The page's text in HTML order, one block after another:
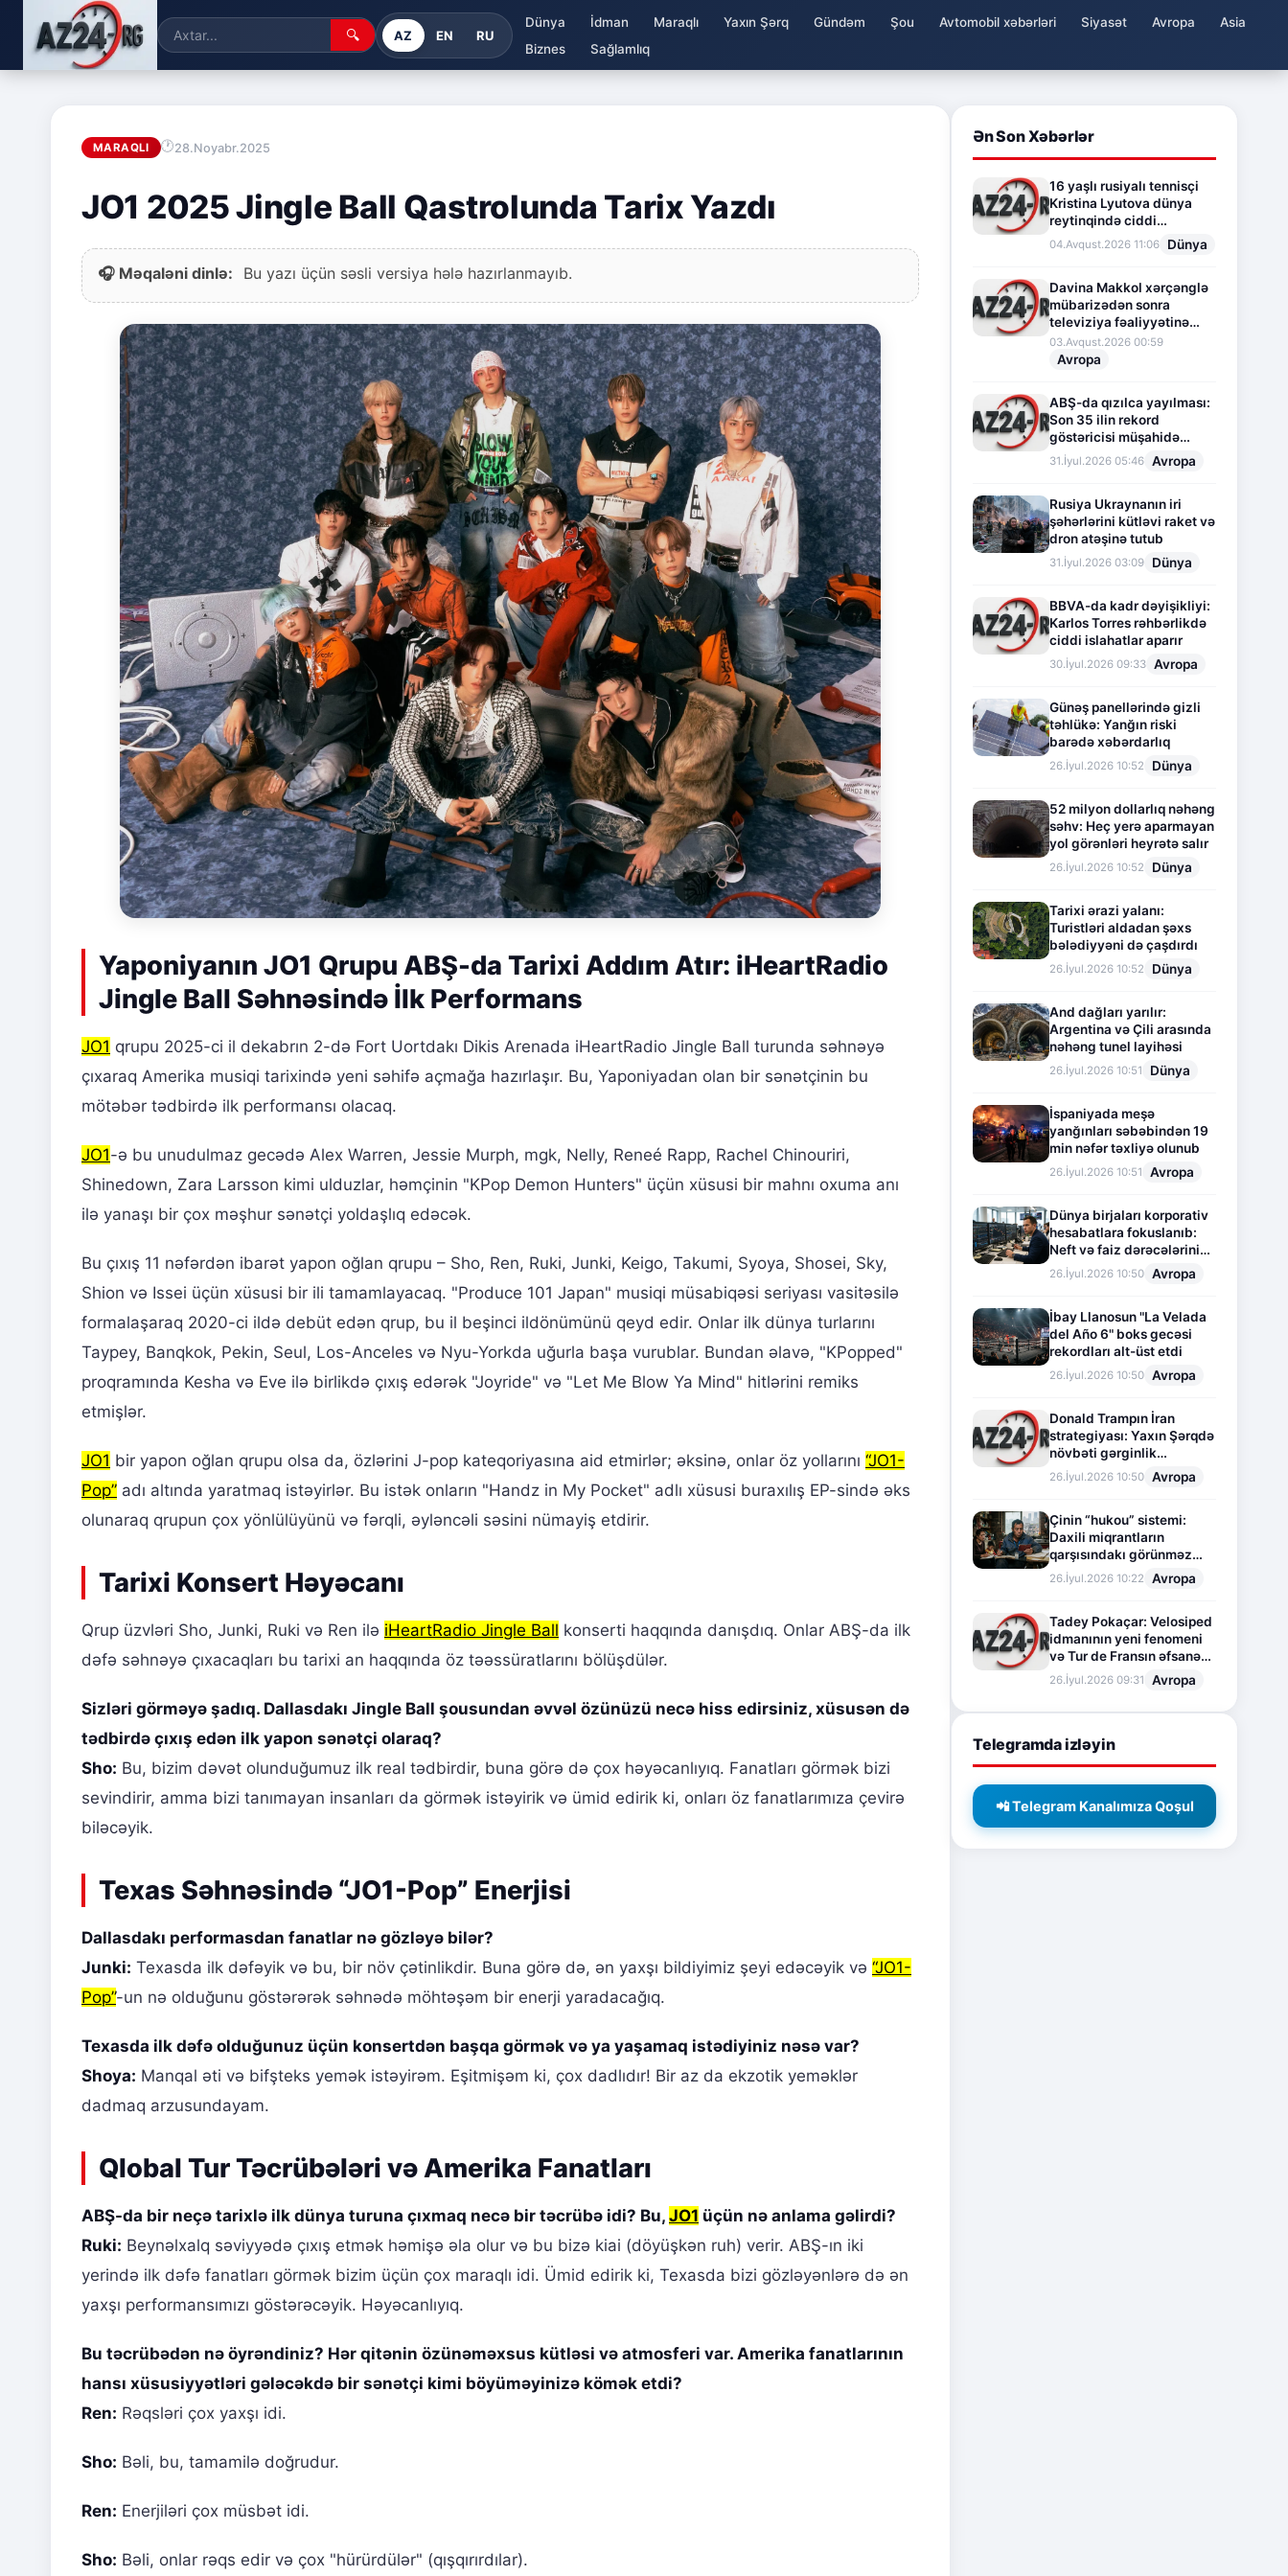
🔍 AZ EN RU
Dünya İdman Maraqlı Yaxın Şərq Gündəm Şou Avtomobil xəbərləri Siyasət Avropa
Asia
Biznes
Sağlamlıq
MARAQLI 28.Noyabr.2025
JO1 2025 Jingle Ball Qastrolunda Tarix Yazdı
🎧 Məqaləni dinlə: Bu yazı üçün səsli versiya hələ hazırlanmayıb.
Yaponiyanın JO1 Qrupu ABŞ-da Tarixi Addım Atır: iHeartRadio
Jingle Ball Səhnəsində İlk Performans
JO1 qrupu 2025-ci il dekabrın 2-də Fort Uortdakı Dikis Arenada iHeartRadio Jingle Ball turunda səhnəyə
çıxaraq Amerika musiqi tarixində yeni səhifə açmağa hazırlaşır. Bu, Yaponiyadan olan bir sənətçinin bu
mötəbər tədbirdə ilk performansı olacaq.
JO1-ə bu unudulmaz gecədə Alex Warren, Jessie Murph, mgk, Nelly, Reneé Rapp, Rachel Chinouriri,
Shinedown, Zara Larsson kimi ulduzlar, həmçinin "KPop Demon Hunters" üçün xüsusi bir mahnı oxuma anı
ilə yanaşı bir çox məşhur sənətçi yoldaşlıq edəcək.
Bu çıxış 11 nəfərdən ibarət yapon oğlan qrupu – Sho, Ren, Ruki, Junki, Keigo, Takumi, Syoya, Shosei, Sky,
Shion və Issei üçün xüsusi bir ili tamamlayacaq. "Produce 101 Japan" musiqi müsabiqəsi seriyası vasitəsilə
formalaşaraq 2020-ci ildə debüt edən qrup, bu il beşinci ildönümünü qeyd edir. Onlar ilk dünya turlarını
Taypey, Banqkok, Pekin, Seul, Los-Anceles və Nyu-Yorkda uğurla başa vurublar. Bundan əlavə, "KPopped"
proqramında Kesha və Eve ilə birlikdə çıxış edərək "Joyride" və "Let Me Blow Ya Mind" hitlərini remiks
etmişlər.
JO1 bir yapon oğlan qrupu olsa da, özlərini J-pop kateqoriyasına aid etmirlər; əksinə, onlar öz yollarını “JO1-
Pop” adı altında yaratmaq istəyirlər. Bu istək onların "Handz in My Pocket" adlı xüsusi buraxılış EP-sində əks
olunaraq qrupun çox yönlülüyünü və fərqli, əyləncəli səsini nümayiş etdirir.
Tarixi Konsert Həyəcanı
Qrup üzvləri Sho, Junki, Ruki və Ren ilə iHeartRadio Jingle Ball konserti haqqında danışdıq. Onlar ABŞ-da ilk
dəfə səhnəyə çıxacaqları bu tarixi an haqqında öz təəssüratlarını bölüşdülər.
Sizləri görməyə şadıq. Dallasdakı Jingle Ball şousundan əvvəl özünüzü necə hiss edirsiniz, xüsusən də
tədbirdə çıxış edən ilk yapon sənətçi olaraq?
Sho: Bu, bizim dəvət olunduğumuz ilk real tədbirdir, buna görə də çox həyəcanlıyıq. Fanatları görmək bizi
sevindirir, amma bizi tanımayan insanları da görmək istəyirik və ümid edirik ki, onları öz fanatlarımıza çevirə
biləcəyik.
Texas Səhnəsində “JO1-Pop” Enerjisi
Dallasdakı performasdan fanatlar nə gözləyə bilər?
Junki: Texasda ilk dəfəyik və bu, bir növ çətinlikdir. Buna görə də, ən yaxşı bildiyimiz şeyi edəcəyik və “JO1-
Pop”-un nə olduğunu göstərərək səhnədə möhtəşəm bir enerji yaradacağıq.
Texasda ilk dəfə olduğunuz üçün konsertdən başqa görmək və ya yaşamaq istədiyiniz nəsə var?
Shoya: Manqal əti və bifşteks yemək istəyirəm. Eşitmişəm ki, çox dadlıdır! Bir az da ekzotik yeməklər
dadmaq arzusundayam.
Qlobal Tur Təcrübələri və Amerika Fanatları
ABŞ-da bir neçə tarixlə ilk dünya turuna çıxmaq necə bir təcrübə idi? Bu, JO1 üçün nə anlama gəlirdi?
Ruki: Beynəlxalq səviyyədə çıxış etmək həmişə əla olur və bu bizə kiai (döyüşkən ruh) verir. ABŞ-ın iki
yerində ilk dəfə fanatları görmək bizim üçün çox maraqlı idi. Ümid edirik ki, Texasda bizi gözləyənlərə də ən
yaxşı performansımızı göstərəcəyik. Həyəcanlıyıq.
Bu təcrübədən nə öyrəndiniz? Hər qitənin özünəməxsus kütləsi və atmosferi var. Amerika fanatlarının
hansı xüsusiyyətləri gələcəkdə bir sənətçi kimi böyüməyinizə kömək etdi?
Ren: Rəqsləri çox yaxşı idi.
Sho: Bəli, bu, tamamilə doğrudur.
Ren: Enerjiləri çox müsbət idi.
Sho: Bəli, onlar rəqs edir və çox "hürürdülər" (qışqırırdılar).
Ən Son Xəbərlər
16 yaşlı rusiyalı tennisçi
Kristina Lyutova dünya
reytinqində ciddi
irəliləyişə imza atdı
04.Avqust.2026 11:06 Dünya
Davina Makkol xərçənglə
mübarizədən sonra
televiziya fəaliyyətinə
fasilə verir
03.Avqust.2026 00:59
Avropa
ABŞ-da qızılca yayılması:
Son 35 ilin rekord
göstəricisi müşahidə
olunur
31.İyul.2026 05:46 Avropa
Rusiya Ukraynanın iri
şəhərlərini kütləvi raket və
dron atəşinə tutub
31.İyul.2026 03:09 Dünya
BBVA-da kadr dəyişikliyi:
Karlos Torres rəhbərlikdə
ciddi islahatlar aparır
30.İyul.2026 09:33 Avropa
Günəş panellərində gizli
təhlükə: Yanğın riski
barədə xəbərdarlıq
26.İyul.2026 10:52 Dünya
52 milyon dollarlıq nəhəng
səhv: Heç yerə aparmayan
yol görənləri heyrətə salır
26.İyul.2026 10:52 Dünya
Tarixi ərazi yalanı:
Turistləri aldadan şəxs
bələdiyyəni də çaşdırdı
26.İyul.2026 10:52 Dünya
And dağları yarılır:
Argentina və Çili arasında
nəhəng tunel layihəsi
26.İyul.2026 10:51 Dünya
İspaniyada meşə
yanğınları səbəbindən 19
min nəfər təxliyə olunub
26.İyul.2026 10:51 Avropa
Dünya birjaları korporativ
hesabatlara fokuslanıb:
Neft və faiz dərəcələrinin
təsiri altında cari vəziyyət
26.İyul.2026 10:50 Avropa
İbay Llanosun "La Velada
del Año 6" boks gecəsi
rekordları alt-üst etdi
26.İyul.2026 10:50 Avropa
Donald Trampın İran
strategiyası: Yaxın Şərqdə
növbəti gərginlik
mərhələsi
26.İyul.2026 10:50 Avropa
Çinin “hukou” sistemi:
Daxili miqrantların
qarşısındakı görünməz
sədd
26.İyul.2026 10:22 Avropa
Tadey Pokaçar: Velosiped
idmanının yeni fenomeni
və Tur de Fransın əfsanəvi
səhifəsi
26.İyul.2026 09:31 Avropa
Telegramda izləyin
📲 Telegram Kanalımıza Qoşul